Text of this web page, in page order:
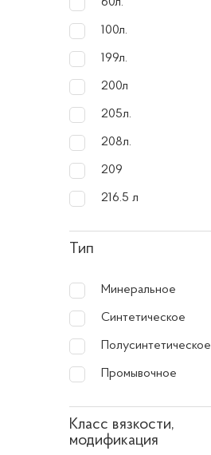
100л.
199л.
200л
205л.
208л.
209
216.5 л
Тип
Минеральное
Синтетическое
Полусинтетическое
Промывочное
Класс вязкости,
модификация